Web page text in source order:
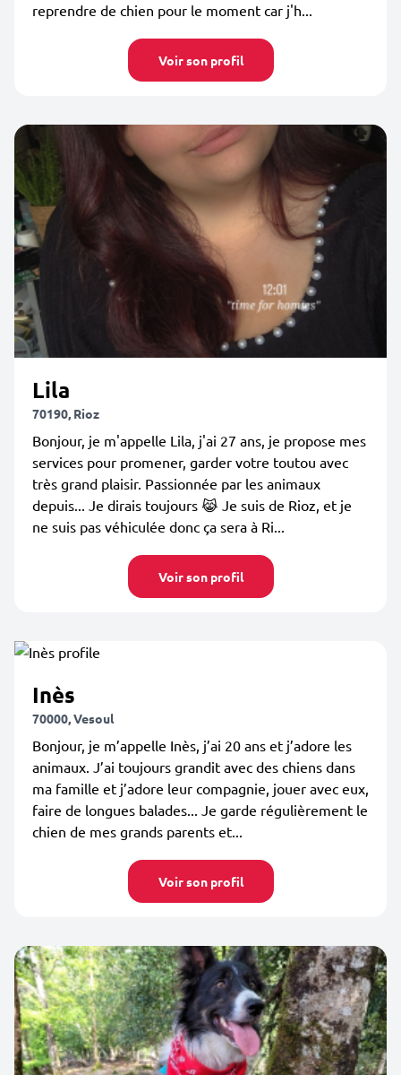
reprendre de chien pour le moment car j'h...
Voir son profil
Lila
70190, Rioz
Bonjour, je m'appelle Lila, j'ai 27 ans, je propose mes
services pour promener, garder votre toutou avec
très grand plaisir. Passionnée par les animaux
depuis... Je dirais toujours 😹 Je suis de Rioz, et je
ne suis pas véhiculée donc ça sera à Ri...
Voir son profil
Inès
70000, Vesoul
Bonjour, je m’appelle Inès, j’ai 20 ans et j’adore les
animaux. J’ai toujours grandit avec des chiens dans
ma famille et j’adore leur compagnie, jouer avec eux,
faire de longues balades... Je garde régulièrement le
chien de mes grands parents et...
Voir son profil